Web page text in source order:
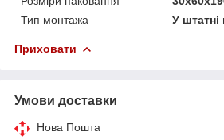
Тип монтажа
У штатні
Приховати
Умови доставки
Нова Пошта